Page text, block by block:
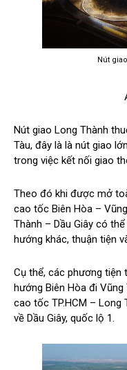
Nút
Nút giao Long Thành
Tàu, đây là là nút giao
trong việc kết nối giao
Theo đó khi được mở
cao tốc Biên Hòa –
Thành – Dầu Giây có
hướng khác, thuận tiện
Cụ thể, các phương tiện
hướng Biên Hòa đi
cao tốc TP.HCM – Long
về Dầu Giây, quốc lộ 1.